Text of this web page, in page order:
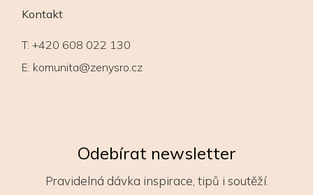
Kontakt
T: +420 608 022 130
E: komunita@zenysro.cz
Odebírat newsletter
Pravidelná dávka inspirace, tipů i soutěží.